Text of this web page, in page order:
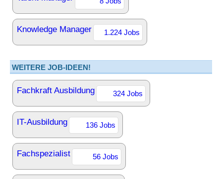
Knowledge Manager 1.224 Jobs
WEITERE JOB-IDEEN!
Fachkraft Ausbildung 324 Jobs
IT-Ausbildung 136 Jobs
Fachspezialist 56 Jobs